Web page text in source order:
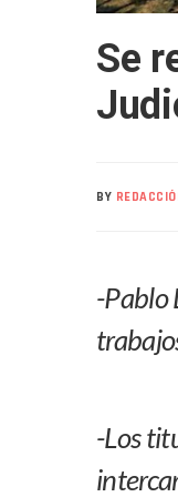
Se
BY
-Pablo
-Los